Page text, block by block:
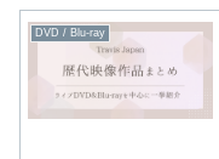
DVD / Blu-ray